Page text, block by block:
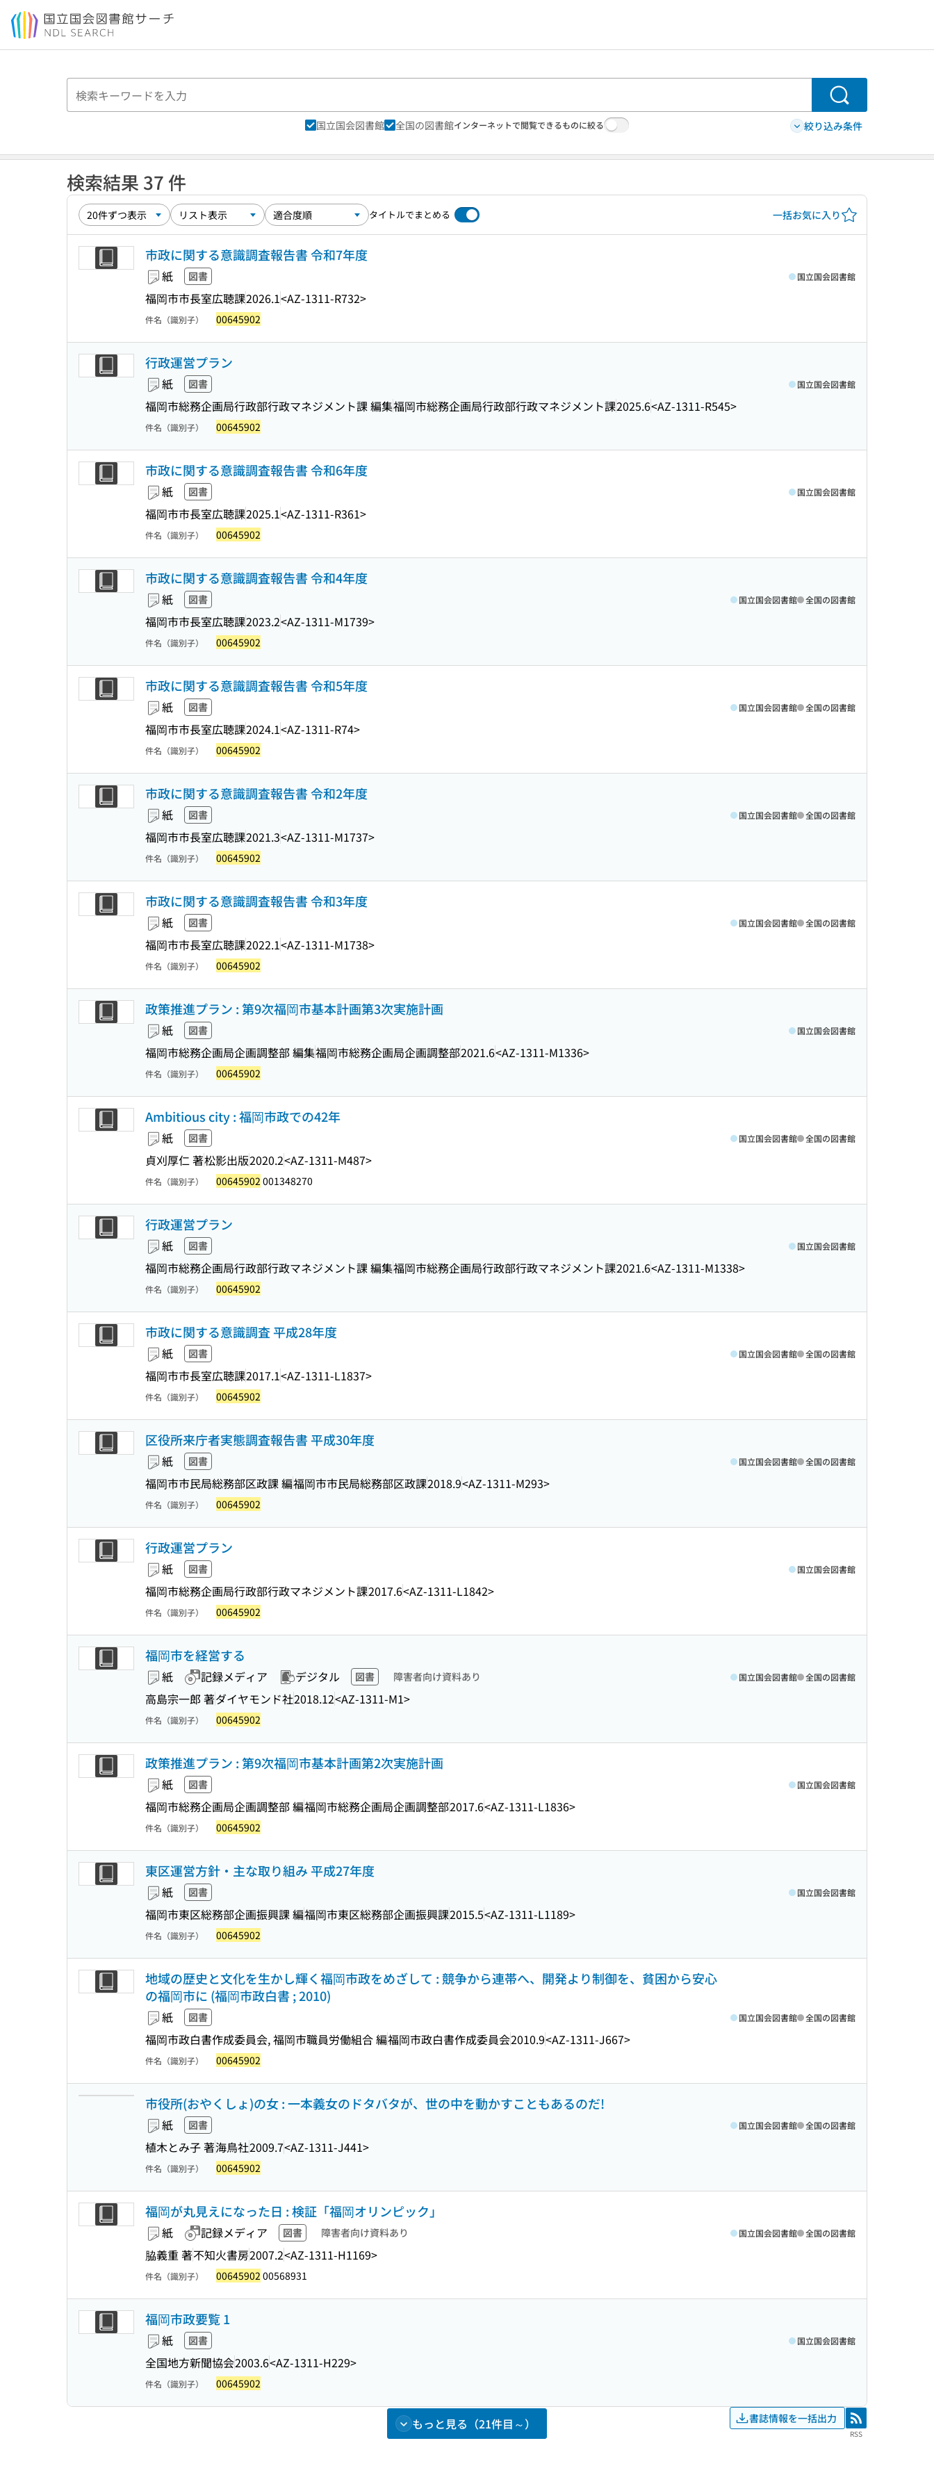
本文へ移動
検索
国立国会図書館 全国の図書館インターネットで閲覧できるものに絞る 絞り込み条件
検索結果 37 件
タイトルでまとめる 一括お気に入り
市政に関する意識調査報告書 令和7年度
紙 図書
福岡市市長室広聴課2026.1<AZ-1311-R732>
国立国会図書館
件名（識別子） 00645902
行政運営プラン
紙 図書
福岡市総務企画局行政部行政マネジメント課 編集福岡市総務企画局行政部行政マネジメント課2025.6<AZ-1311-R545>
国立国会図書館
件名（識別子） 00645902
市政に関する意識調査報告書 令和6年度
紙 図書
福岡市市長室広聴課2025.1<AZ-1311-R361>
国立国会図書館
件名（識別子） 00645902
市政に関する意識調査報告書 令和4年度
紙 図書
福岡市市長室広聴課2023.2<AZ-1311-M1739>
国立国会図書館 全国の図書館
件名（識別子） 00645902
市政に関する意識調査報告書 令和5年度
紙 図書
福岡市市長室広聴課2024.1<AZ-1311-R74>
国立国会図書館 全国の図書館
件名（識別子） 00645902
市政に関する意識調査報告書 令和2年度
紙 図書
福岡市市長室広聴課2021.3<AZ-1311-M1737>
国立国会図書館 全国の図書館
件名（識別子） 00645902
市政に関する意識調査報告書 令和3年度
紙 図書
福岡市市長室広聴課2022.1<AZ-1311-M1738>
国立国会図書館 全国の図書館
件名（識別子） 00645902
政策推進プラン : 第9次福岡市基本計画第3次実施計画
紙 図書
福岡市総務企画局企画調整部 編集福岡市総務企画局企画調整部2021.6<AZ-1311-M1336>
国立国会図書館
件名（識別子） 00645902
Ambitious city : 福岡市政での42年
紙 図書
貞刈厚仁 著松影出版2020.2<AZ-1311-M487>
国立国会図書館 全国の図書館
件名（識別子） 00645902 001348270
行政運営プラン
紙 図書
福岡市総務企画局行政部行政マネジメント課 編集福岡市総務企画局行政部行政マネジメント課2021.6<AZ-1311-M1338>
国立国会図書館
件名（識別子） 00645902
市政に関する意識調査 平成28年度
紙 図書
福岡市市長室広聴課2017.1<AZ-1311-L1837>
国立国会図書館 全国の図書館
件名（識別子） 00645902
区役所来庁者実態調査報告書 平成30年度
紙 図書
福岡市市民局総務部区政課 編福岡市市民局総務部区政課2018.9<AZ-1311-M293>
国立国会図書館 全国の図書館
件名（識別子） 00645902
行政運営プラン
紙 図書
福岡市総務企画局行政部行政マネジメント課2017.6<AZ-1311-L1842>
国立国会図書館
件名（識別子） 00645902
福岡市を経営する
紙 記録メディア デジタル 図書 障害者向け資料あり
高島宗一郎 著ダイヤモンド社2018.12<AZ-1311-M1>
国立国会図書館 全国の図書館
件名（識別子） 00645902
政策推進プラン : 第9次福岡市基本計画第2次実施計画
紙 図書
福岡市総務企画局企画調整部 編福岡市総務企画局企画調整部2017.6<AZ-1311-L1836>
国立国会図書館
件名（識別子） 00645902
東区運営方針・主な取り組み 平成27年度
紙 図書
福岡市東区総務部企画振興課 編福岡市東区総務部企画振興課2015.5<AZ-1311-L1189>
国立国会図書館
件名（識別子） 00645902
地域の歴史と文化を生かし輝く福岡市政をめざして : 競争から連帯へ、開発より制御を、貧困から安心
の福岡市に (福岡市政白書 ; 2010)
紙 図書
福岡市政白書作成委員会, 福岡市職員労働組合 編福岡市政白書作成委員会2010.9<AZ-1311-J667>
国立国会図書館 全国の図書館
件名（識別子） 00645902
市役所(おやくしょ)の女 : 一本義女のドタバタが、世の中を動かすこともあるのだ!
紙 図書
植木とみ子 著海鳥社2009.7<AZ-1311-J441>
国立国会図書館 全国の図書館
件名（識別子） 00645902
福岡が丸見えになった日 : 検証「福岡オリンピック」
紙 記録メディア 図書 障害者向け資料あり
脇義重 著不知火書房2007.2<AZ-1311-H1169>
国立国会図書館 全国の図書館
件名（識別子） 00645902 00568931
福岡市政要覧 1
紙 図書
全国地方新聞協会2003.6<AZ-1311-H229>
国立国会図書館
件名（識別子） 00645902
もっと見る（21件目～） 書誌情報を一括出力 RSS
RSS